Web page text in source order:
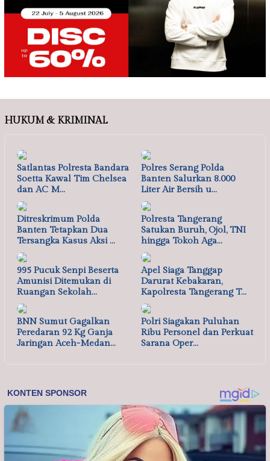
HUKUM & KRIMINAL
Satlantas Polresta Bandara
Soetta Kawal Tim Chelsea
dan AC M…
Polres Serang Polda
Banten Salurkan 8.000
Liter Air Bersih u…
Ditreskrimum Polda
Banten Tetapkan Dua
Tersangka Kasus Aksi …
Polresta Tangerang
Satukan Buruh, Ojol, TNI
hingga Tokoh Aga…
995 Pucuk Senpi Beserta
Amunisi Ditemukan di
Ruangan Sekolah…
Apel Siaga Tanggap
Darurat Kebakaran,
Kapolresta Tangerang T…
BNN Sumut Gagalkan
Peredaran 92 Kg Ganja
Jaringan Aceh-Medan…
Polri Siagakan Puluhan
Ribu Personel dan Perkuat
Sarana Oper…